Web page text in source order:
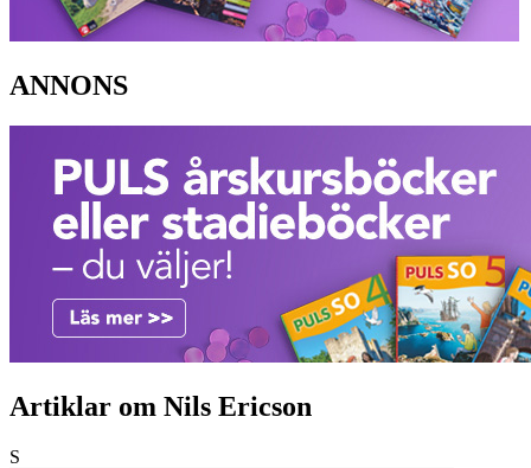
ANNONS
Artiklar om Nils Ericson
S